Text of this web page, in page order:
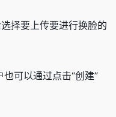
择要上传要进行换脸的
可以通过点击“创建”